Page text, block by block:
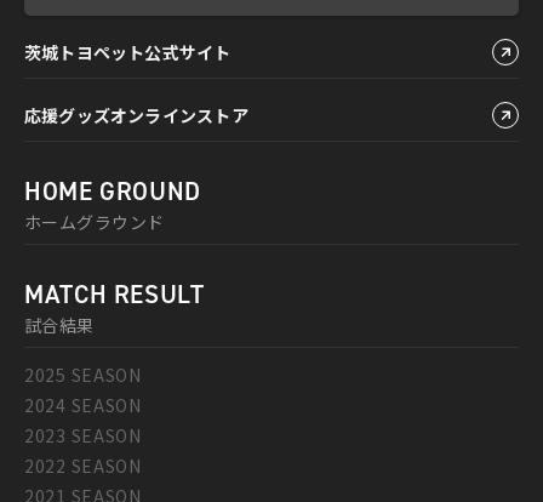
茨城トヨペット公式サイト
応援グッズオンラインストア
HOME GROUND
ホームグラウンド
MATCH RESULT
試合結果
2025 SEASON
2024 SEASON
2023 SEASON
2022 SEASON
2021 SEASON